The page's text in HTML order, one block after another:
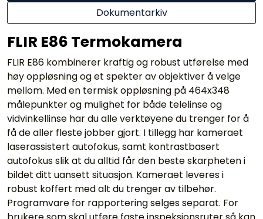
Dokumentarkiv
FLIR E86 Termokamera
FLIR E86 kombinerer kraftig og robust utførelse med
høy oppløsning og et spekter av objektiver å velge
mellom. Med en termisk oppløsning på 464x348
målepunkter og mulighet for både telelinse og
vidvinkellinse har du alle verktøyene du trenger for å
få de aller fleste jobber gjort. I tillegg har kameraet
laserassistert autofokus, samt kontrastbasert
autofokus slik at du alltid får den beste skarpheten i
bildet ditt uansett situasjon. Kameraet leveres i
robust koffert med alt du trenger av tilbehør.
Programvare for rapportering selges separat. For